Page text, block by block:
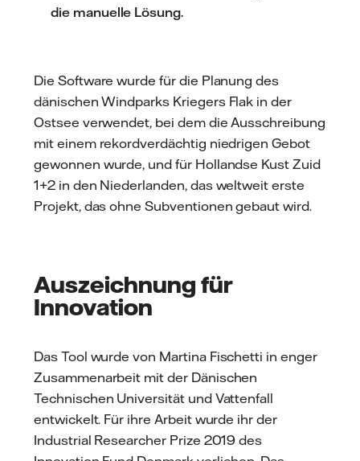
die manuelle Lösung.
Die Software wurde für die Planung des
dänischen Windparks Kriegers Flak in der
Ostsee verwendet, bei dem die Ausschreibung
mit einem rekordverdächtig niedrigen Gebot
gewonnen wurde, und für Hollandse Kust Zuid
1+2 in den Niederlanden, das weltweit erste
Projekt, das ohne Subventionen gebaut wird.
Auszeichnung für
Innovation
Das Tool wurde von Martina Fischetti in enger
Zusammenarbeit mit der Dänischen
Technischen Universität und Vattenfall
entwickelt. Für ihre Arbeit wurde ihr der
Industrial Researcher Prize 2019 des